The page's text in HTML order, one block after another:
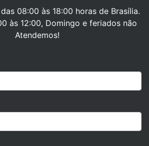
08:00 às 18:00 horas de Brasília.
às 12:00, Domingo e feriados não
Atendemos!